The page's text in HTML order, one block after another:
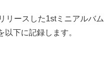
リースした1stミニアルバム
以下に記録します。